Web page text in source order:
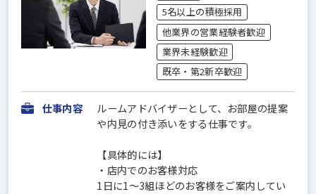
5名以上の積極採用
他業界の営業経験者歓迎
業界未経験歓迎
既卒・第2新卒歓迎
仕事内容
ルームアドバイザーとして、お部屋の提案
や内見の付き添いをする仕事です。
【具体的には】
・店内でのお客様対応
1日に1～3組ほどのお客様をご案内してい